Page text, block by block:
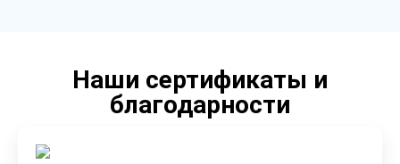
Наши сертификаты и
благодарности